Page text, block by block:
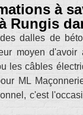
à
Rungis
dalles de
moyen
les câbles
ML
c'est